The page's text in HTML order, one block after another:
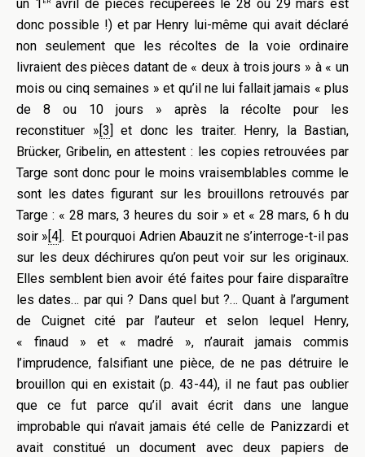
un 1
avril de pièces récupérées le 28 ou 29 mars est
donc possible !) et par Henry lui-même qui avait déclaré
non seulement que les récoltes de la voie ordinaire
livraient des pièces datant de « deux à trois jours » à « un
mois ou cinq semaines » et qu’il ne lui fallait jamais « plus
de 8 ou 10 jours » après la récolte pour les
reconstituer » [3 ] et donc les traiter. Henry, la Bastian,
Brücker, Gribelin, en attestent : les copies retrouvées par
Targe sont donc pour le moins vraisemblables comme le
sont les dates figurant sur les brouillons retrouvés par
Targe : « 28 mars, 3 heures du soir » et « 28 mars, 6 h du
soir » [4 ]. Et pourquoi Adrien Abauzit ne s’interroge-t-il pas
sur les deux déchirures qu’on peut voir sur les originaux.
Elles semblent bien avoir été faites pour faire disparaître
les dates… par qui ? Dans quel but ?… Quant à l’argument
de Cuignet cité par l’auteur et selon lequel Henry,
« finaud » et « madré », n’aurait jamais commis
l’imprudence, falsifiant une pièce, de ne pas détruire le
brouillon qui en existait (p. 43-44), il ne faut pas oublier
que ce fut parce qu’il avait écrit dans une langue
improbable qui n’avait jamais été celle de Panizzardi et
avait constitué un document avec deux papiers de